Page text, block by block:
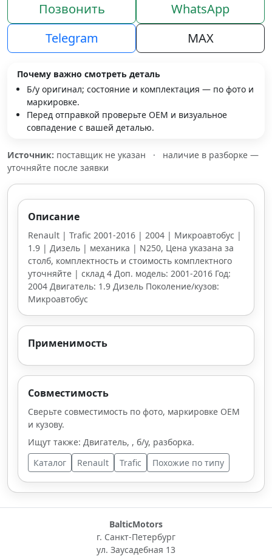
Позвонить
WhatsApp
Telegram
MAX
Почему важно смотреть деталь
Б/у оригинал; состояние и комплектация — по фото и
маркировке.
Перед отправкой проверьте OEM и визуальное
совпадение с вашей деталью.
Источник: поставщик не указан ·
наличие в разборке —
уточняйте после заявки
Описание
Renault | Trafic 2001-2016 | 2004 | Микроавтобус |
1.9 | Дизель | механика | N250, Цена указана за
столб, комплектность и стоимость комплектного
уточняйте | склад 4 Доп. модель: 2001-2016 Год:
2004 Двигатель: 1.9 Дизель Поколение/кузов:
Микроавтобус
Применимость
Совместимость
Сверьте совместимость по фото, маркировке OEM
и кузову.
Ищут также: Двигатель, , б/у, разборка.
Каталог
Renault Trafic Похожие по типу
BalticMotors
г. Санкт-Петербург
ул. Заусадебная 13